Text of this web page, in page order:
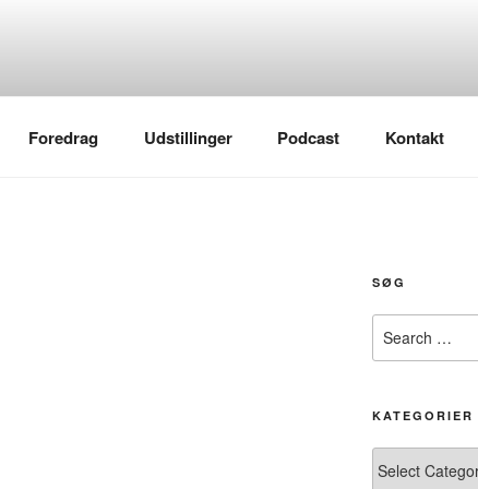
Foredrag Udstillinger Podcast Kontakt
SØG
for:
KATEGORIER